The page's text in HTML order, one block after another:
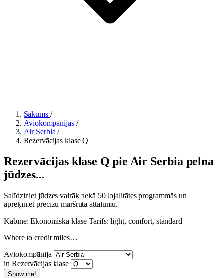
Sākums /
Aviokompānijas /
Air Serbia /
Rezervācijas klase Q
Rezervācijas klase Q pie Air Serbia pelna
jūdzes...
Salīdziniet jūdzes vairāk nekā 50 lojalitātes programmās un
aprēķiniet precīzu maršruta attālumu.
Kabīne: Ekonomiskā klase Tarifs: light, comfort, standard
Where to credit miles…
Aviokompānija
in Rezervācijas klase
Show me!